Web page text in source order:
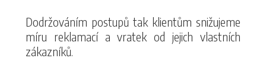
Dodržováním postupů tak klientům snižujeme
míru reklamací a vratek od jejich vlastních
zákazníků.